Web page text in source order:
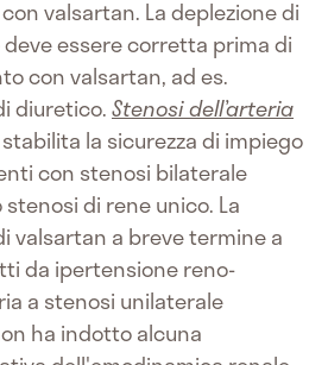
valsartan. La deplezione di
essere corretta prima di
con valsartan, ad es.
diuretico.Stenosi dell’arteria
la sicurezza di impiego
con stenosi bilaterale
di rene unico. La
valsartan a breve termine a
da ipertensione reno-
a stenosi unilaterale
ha indotto alcuna